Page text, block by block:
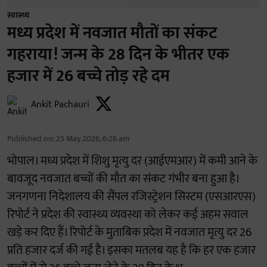
स्वास्थ्य
मध्य प्रदेश में नवजात मौतों का संकट
गहराया! जन्म के 28 दिन के भीतर एक
हजार में 26 बच्चे तोड़ रहे दम
Ankit Pachauri
Published on: 25 May 2026, 6:26 am
भोपाल। मध्य प्रदेश में शिशु मृत्यु दर (आईएमआर) में कमी आने के
बावजूद नवजात बच्चों की मौत का संकट गंभीर बना हुआ है।
जनगणना निदेशालय की सैंपल रजिस्ट्रेशन सिस्टम (एसआरएस)
रिपोर्ट ने प्रदेश की स्वास्थ्य व्यवस्था को लेकर कई अहम सवाल
खड़े कर दिए हैं। रिपोर्ट के मुताबिक प्रदेश में नवजात मृत्यु दर 26
प्रति हजार दर्ज की गई है। इसका मतलब यह है कि हर एक हजार